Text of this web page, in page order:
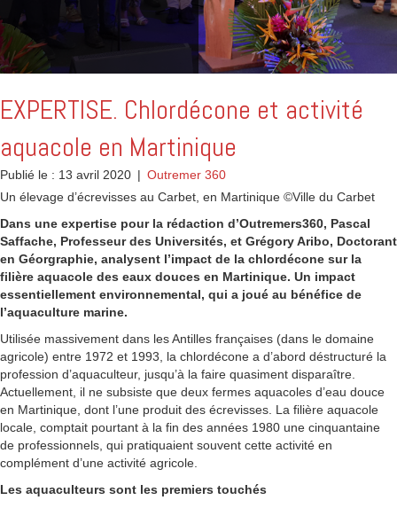
EXPERTISE. Chlordécone et activité
aquacole en Martinique
Publié le : 13 avril 2020 | Outremer 360
Un élevage d’écrevisses au Carbet, en Martinique ©Ville du Carbet
Dans une expertise pour la rédaction d’Outremers360, Pascal
Saffache, Professeur des Universités, et Grégory Aribo, Doctorant
en Géorgraphie, analysent l’impact de la chlordécone sur la
filière aquacole des eaux douces en Martinique. Un impact
essentiellement environnemental, qui a joué au bénéfice de
l’aquaculture marine.
Utilisée massivement dans les Antilles françaises (dans le domaine
agricole) entre 1972 et 1993, la chlordécone a d’abord déstructuré la
profession d’aquaculteur, jusqu’à la faire quasiment disparaître.
Actuellement, il ne subsiste que deux fermes aquacoles d’eau douce
en Martinique, dont l’une produit des écrevisses. La filière aquacole
locale, comptait pourtant à la fin des années 1980 une cinquantaine
de professionnels, qui pratiquaient souvent cette activité en
complément d’une activité agricole.
Les aquaculteurs sont les premiers touchés